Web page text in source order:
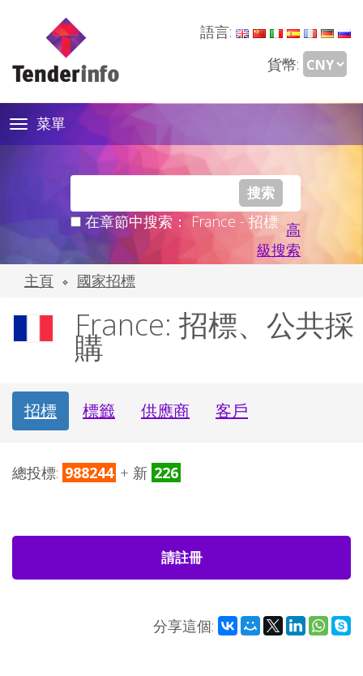
語言:
貨幣:
Toggle
navigation
菜單
在章節中搜索： France - 招標 高
級搜索
主頁
國家招標
France: 招標、公共採
購
招標 標籤 供應商 客戶
總投標: 988244 + 新 226
請註冊
分享這個: